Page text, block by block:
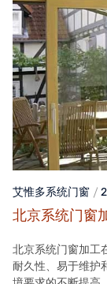
艾惟多系统门窗
北京系统门窗
北京系统门窗加工
耐久性、易于维护